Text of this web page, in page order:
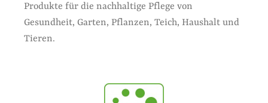
Produkte für die nachhaltige Pflege von
Gesundheit, Garten, Pflanzen, Teich, Haushalt und
Tieren.